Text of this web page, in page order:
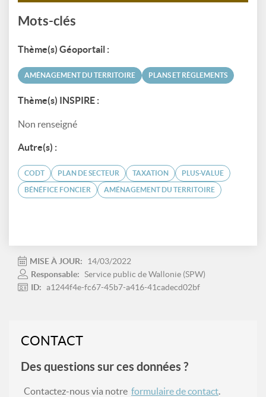
Mots-clés
Thème(s) Géoportail :
AMÉNAGEMENT DU TERRITOIRE PLANS ET RÈGLEMENTS
Thème(s) INSPIRE :
Non renseigné
Autre(s) :
CODT PLAN DE SECTEUR TAXATION PLUS-VALUE
BÉNÉFICE FONCIER AMÉNAGEMENT DU TERRITOIRE
MISE À JOUR:
14/03/2022
Responsable: Service public de Wallonie (SPW)
ID: a1244f4e-fc67-45b7-a416-41cadecd02bf
CONTACT
Des questions sur ces données ?
Contactez-nous via notre formulaire de contact.